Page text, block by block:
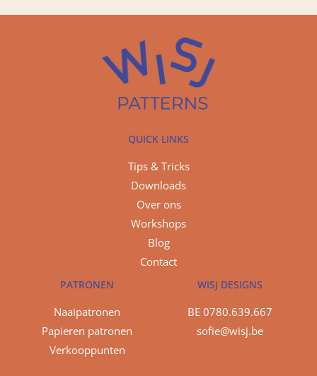
QUICK LINKS
Tips & Tricks
Downloads
Over ons
Workshops
Blog
Contact
PATRONEN
Naaipatronen
Papieren patronen
Verkooppunten
WISJ DESIGNS
BE 0780.639.667
sofie@wisj.be